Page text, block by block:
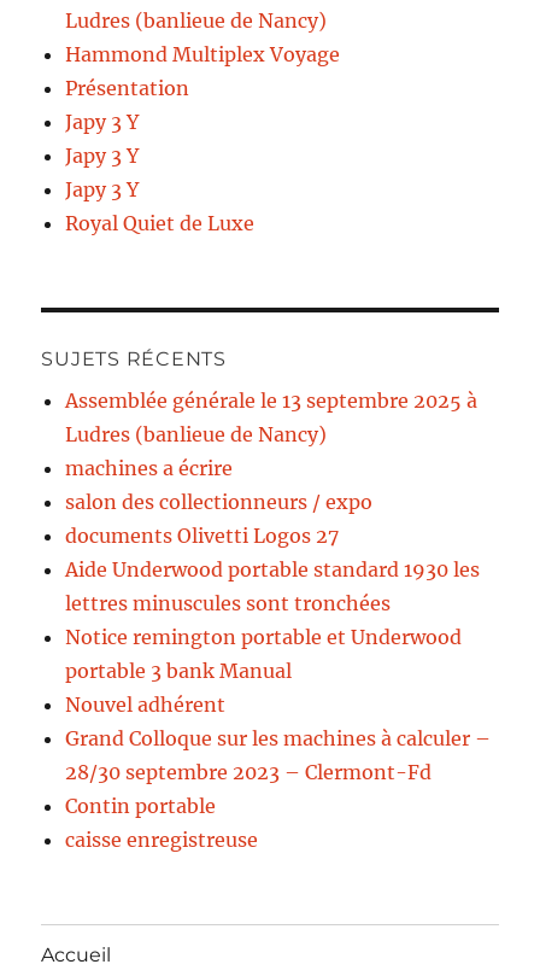
Ludres (banlieue de Nancy)
Hammond Multiplex Voyage
Présentation
Japy 3 Y
Japy 3 Y
Japy 3 Y
Royal Quiet de Luxe
SUJETS RÉCENTS
Assemblée générale le 13 septembre 2025 à
Ludres (banlieue de Nancy)
machines a écrire
salon des collectionneurs / expo
documents Olivetti Logos 27
Aide Underwood portable standard 1930 les
lettres minuscules sont tronchées
Notice remington portable et Underwood
portable 3 bank Manual
Nouvel adhérent
Grand Colloque sur les machines à calculer –
28/30 septembre 2023 – Clermont-Fd
Contin portable
caisse enregistreuse
Accueil